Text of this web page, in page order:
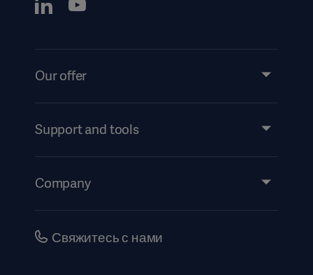
Our offer
Services
Support and tools
Events
Company
CareersСвяжитесь с нами